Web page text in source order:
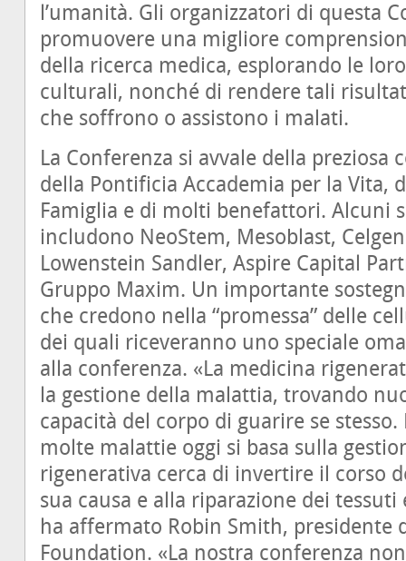
l’umanità. Gli organizzatori di questa
promuovere una migliore
della ricerca medica, esplorando le
culturali, nonché di rendere tali
che soffrono o assistono i malati.
La Conferenza si avvale della preziosa
della Pontificia Accademia per la Vita,
Famiglia e di molti benefattori. Alcuni
includono NeoStem, Mesoblast,
Lowenstein Sandler, Aspire Capital
Gruppo Maxim. Un importante
che credono nella “promessa” delle
dei quali riceveranno uno speciale
alla conferenza. «La medicina
la gestione della malattia, trovando
capacità del corpo di guarire se
molte malattie oggi si basa sulla
rigenerativa cerca di invertire il corso
sua causa e alla riparazione dei
ha affermato Robin Smith, presidente
Foundation. «La nostra conferenza